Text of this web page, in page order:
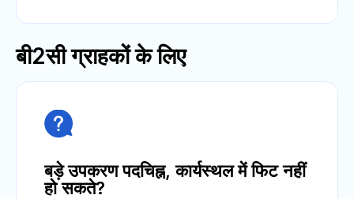
बी2सी ग्राहकों के लिए

बड़े उपकरण पदचिह्न, कार्यस्थल में फिट नहीं
हो सकते?